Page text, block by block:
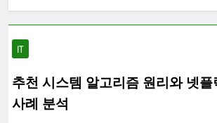
IT
추천 시스템 알고리즘 원리와 넷
사례 분석